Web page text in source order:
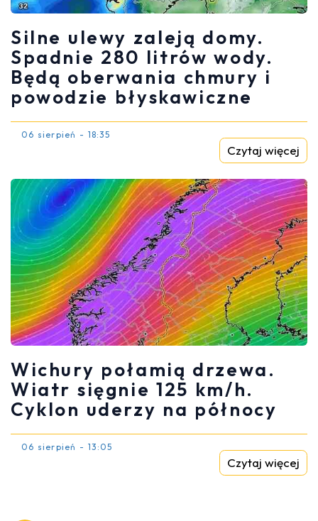
Silne ulewy zaleją domy.
Spadnie 280 litrów wody.
Będą oberwania chmury i
powodzie błyskawiczne
06 sierpień - 18:35
Czytaj więcej
Wichury połamią drzewa.
Wiatr sięgnie 125 km/h.
Cyklon uderzy na północy
06 sierpień - 13:05
Czytaj więcej